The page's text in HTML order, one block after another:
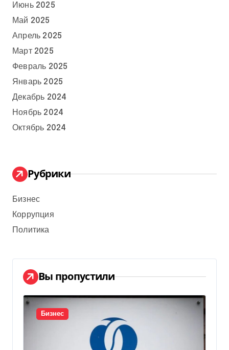
Июнь 2025
Май 2025
Апрель 2025
Март 2025
Февраль 2025
Январь 2025
Декабрь 2024
Ноябрь 2024
Октябрь 2024
Рубрики
Бизнес
Коррупция
Политика
Вы пропустили
Бизнес